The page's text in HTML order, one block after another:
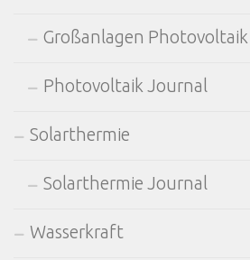
Großanlagen Photovoltaik
Photovoltaik Journal
Solarthermie
Solarthermie Journal
Wasserkraft